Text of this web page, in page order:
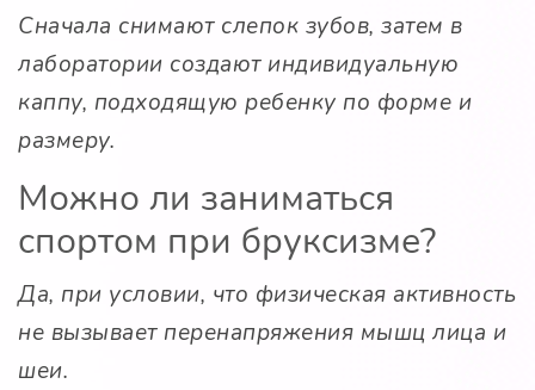
Сначала снимают слепок зубов, затем в
лаборатории создают индивидуальную
каппу, подходящую ребенку по форме и
размеру.
Можно ли заниматься
спортом при бруксизме?
Да, при условии, что физическая активность
не вызывает перенапряжения мышц лица и
шеи.